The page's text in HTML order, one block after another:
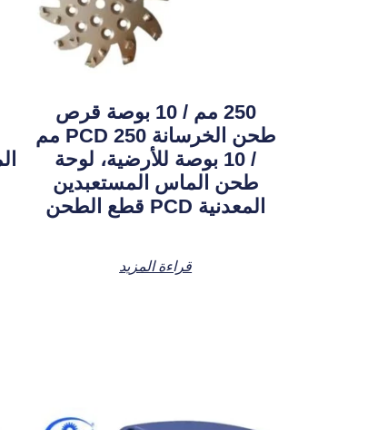
250 مم / 10 بوصة قرص
طحن الخرسانة PCD 250 مم
/ 10 بوصة للأرضية، لوحة
طحن الماس المستعبدين
المعدنية PCD قطع الطحن
قراءة المزيد